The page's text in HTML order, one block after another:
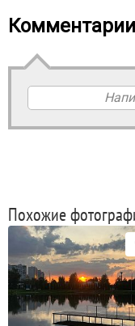
Комментарии
Похожие